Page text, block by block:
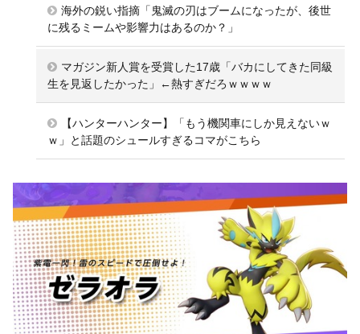
海外の鋭い指摘「鬼滅の刃はブームになったが、後世
に残るミームや影響力はあるのか？」
マガジン新人賞を受賞した17歳「バカにしてきた同級
生を見返したかった」←熱すぎだろｗｗｗｗ
【ハンターハンター】「もう機関車にしか見えないｗ
ｗ」と話題のシュールすぎるコマがこちら